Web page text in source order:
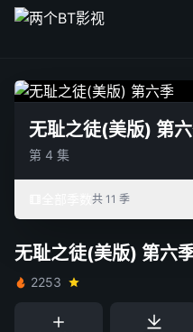
无耻之徒(美版) 第
第 4 集
共 11 季
无耻之徒(美版) 第六
2253